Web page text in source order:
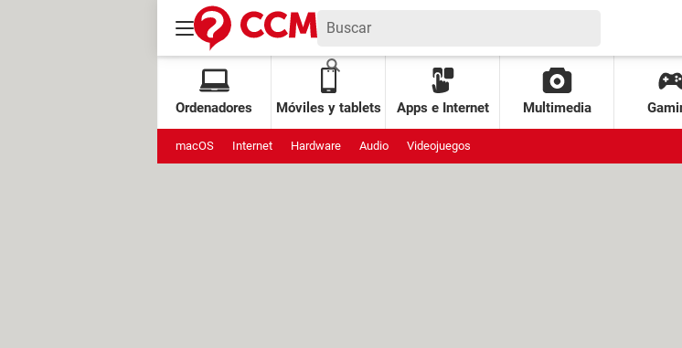
Ordenadores Móviles y tablets Apps e Internet Multimedia
macOS Internet Hardware Audio Videojuegos